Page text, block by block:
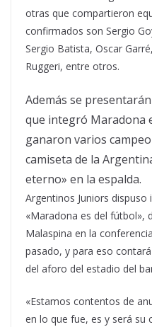
otras que compartieron
confirmados son Sergio
Sergio Batista, Oscar
Ruggeri, entre otros.
Además se
que integró Maradona
ganaron varios
camiseta de la
eterno» en la espalda.
Argentinos Juniors dispuso
«Maradona es del fútbol»,
Malaspina en la
pasado, y para eso
del aforo del estadio del
«Estamos contentos de
en lo que fue, es y será su